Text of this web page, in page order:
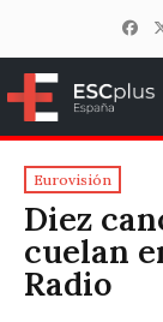
Eurovisión
Diez
cuelan
Radio